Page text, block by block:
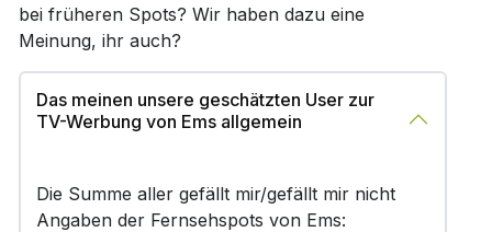
bei früheren Spots? Wir haben dazu eine
Meinung, ihr auch?
Das meinen unsere geschätzten User zur
TV-Werbung von Ems allgemein
Die Summe aller gefällt mir/gefällt mir nicht
Angaben der Fernsehspots von Ems: